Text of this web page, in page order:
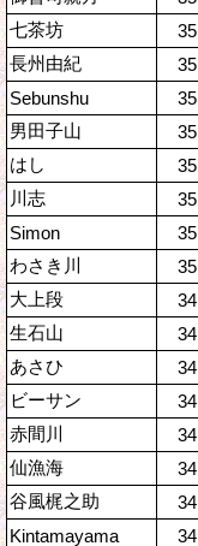
七茶坊
35
長州由紀
35
Sebunshu
35
男田子山
35
はし
35
川志
35
Simon
35
わさき川
35
大上段
34
生石山
34
あさひ
34
ビーサン
34
赤間川
34
仙漁海
34
谷風梶之助
34
Kintamayama
34